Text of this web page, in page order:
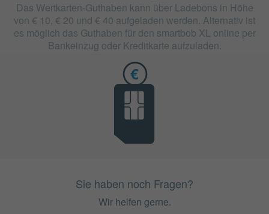
Das Wertkarten-Guthaben kann über Ladebons in Höhe
von € 10, € 20 und € 40 aufgeladen werden. Alternativ ist
es möglich das Guthaben für den smartbob XL online per
Bankeinzug oder Kreditkarte aufzuladen.
Sie haben noch Fragen?
Wir helfen gerne.